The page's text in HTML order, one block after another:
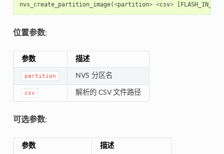
nvs_create_partition_image(<partition> <csv> [
位置参数:
参数 描述
partition NVS 分区名
csv 解析的 CSV 文件路径
可选参数:
参数 描述